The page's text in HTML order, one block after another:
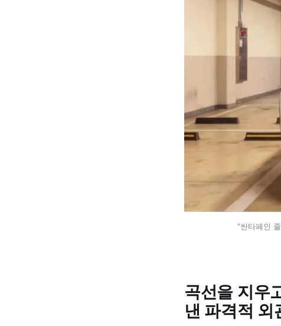
"싼타페인
곡선을 지우
낸 파격적 외